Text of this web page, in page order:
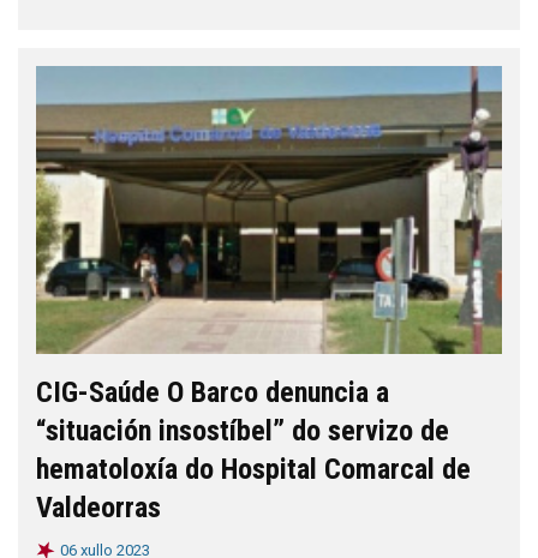
CIG-Saúde O Barco denuncia a
“situación insostíbel” do servizo de
hematoloxía do Hospital Comarcal de
Valdeorras
06 xullo 2023